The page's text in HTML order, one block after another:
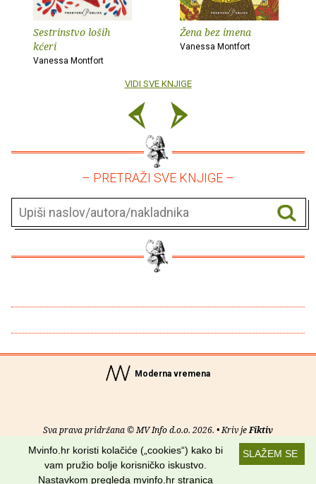
Sestrinstvo loših
kćeri
Vanessa Montfort
Žena bez imena
Vanessa Montfort
VIDI SVE KNJIGE
– PRETRAŽI SVE KNJIGE –
Moderna vremena
Sva prava pridržana © MV Info d.o.o. 2026. • Kriv jeFiktiv
O nama• Pomoć• Uvjeti korištenja•RSS kanaliSLAŽEM SE
Mvinfo.hr koristi kolačiće („cookies“) kako bi
vam pružio bolje korisničko iskustvo.
Nastavkom pregleda mvinfo.hr stranica